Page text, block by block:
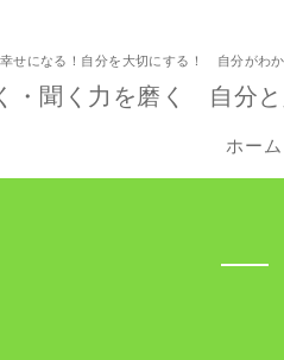
せになる！自分を大切にする！ 自分が
・聞く力を磨く 自分
ホーム